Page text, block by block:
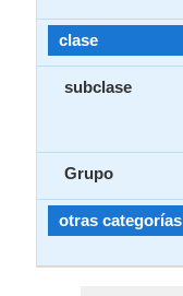
clase
subclase
Grupo
otras categorías